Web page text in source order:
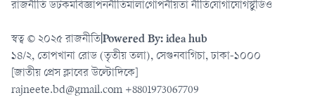
রাজনীতি ডটকমবিজ্ঞাপননীতিমালাগোপনীয়তা নীতিযোগাযোগস্টুডিও
স্বত্ব © ২০২৫ রাজনীতিPowered By: idea hub
১৪/২, তোপখানা রোড (তৃতীয় তলা), সেগুনবাগিচা, ঢাকা-১০০০
[জাতীয় প্রেস ক্লাবের উল্টোদিকে]
rajneete.bd@gmail.com +8801973067709